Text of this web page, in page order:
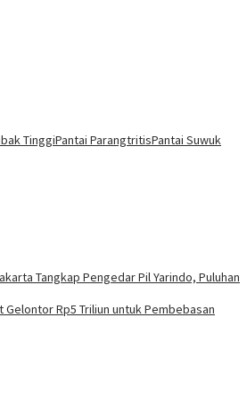
TinggiPantai ParangtritisPantai Suwuk
Tangkap Pengedar Pil Yarindo, Puluhan
Gelontor Rp5 Triliun untuk Pembebasan